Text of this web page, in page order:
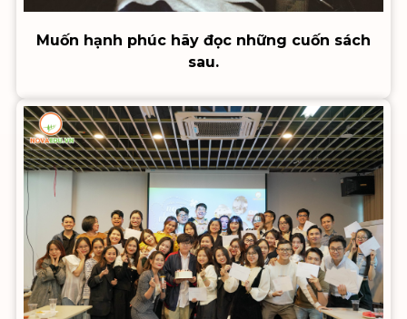
Muốn hạnh phúc hãy đọc những cuốn sách
sau.